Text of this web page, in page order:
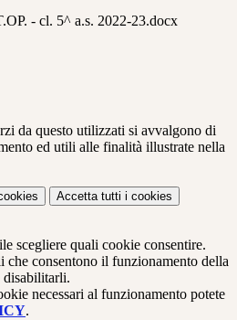
- cl. 5^ a.s. 2022-23.docx
da questo utilizzati si avvalgono di
ed utili alle finalità illustrate nella
Accetta tutti i cookies
scegliere quali cookie consentire.
che consentono il funzionamento della
disabilitarli.
necessari al funzionamento potete
.